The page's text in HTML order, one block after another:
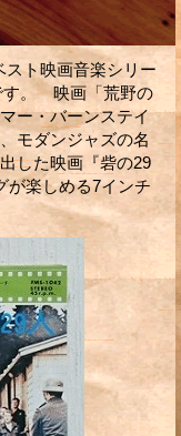
スト映画音楽シリー
す。 映画「荒野の
ー・バーンステイ
モダンジャズの名
した映画『砦の29
が楽しめる7インチ